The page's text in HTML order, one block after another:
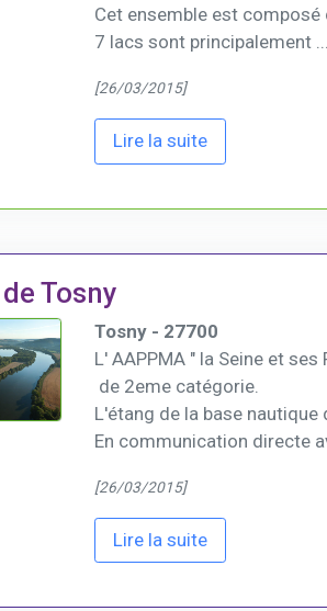
Cet ensemble est
7 lacs sont principalement ...
[26/03/2015]
Lire la suite
Tosny
Tosny - 27700
L' AAPPMA " la Seine et
de 2eme catégorie.
L'étang de la base nautique
En communication directe
[26/03/2015]
Lire la suite